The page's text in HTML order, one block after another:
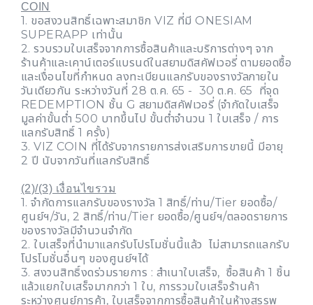
COIN
1. ขอสงวนสิทธิ์เฉพาะสมาชิก VIZ ที่มี ONESIAM
SUPERAPP เท่านั้น
2. รวบรวมใบเสร็จจากการซื้อสินค้าและบริการต่างๆ จาก
ร้านค้าและเคาน์เตอร์แบรนด์ในสยามดิสคัฟเวอรี่ ตามยอดซื้อ
และเงื่อนไขที่กำหนด ลงทะเบียนแลกรับของรางวัลภายใน
วันเดียวกัน ระหว่างวันที่ 28 ต.ค. 65 - 30 ต.ค. 65 ที่จุด
REDEMPTION ชั้น G สยามดิสคัฟเวอรี่ (จำกัดใบเสร็จ
มูลค่าขั้นต่ำ 500 บาทขึ้นไป ขั้นต่ำจำนวน 1 ใบเสร็จ / การ
แลกรับสิทธิ์ 1 ครั้ง)
3. VIZ COIN ที่ได้รับจากรายการส่งเสริมการขายนี้ มีอายุ
2 ปี นับจากวันที่แลกรับสิทธิ์
(2)/(3) เงื่อนไขรวม
1. จำกัดการแลกรับของรางวัล 1 สิทธิ์/ท่าน/Tier ยอดซื้อ/
ศูนย์ฯ/วัน, 2 สิทธิ์/ท่าน/Tier ยอดซื้อ/ศูนย์ฯ/ตลอดรายการ
ของรางวัลมีจำนวนจำกัด
2. ใบเสร็จที่นำมาแลกรับโปรโมชั่นนี้แล้ว ไม่สามารถแลกรับ
โปรโมชั่นอื่นๆ ของศูนย์ฯได้
3. สงวนสิทธิ์งดร่วมรายการ : สำเนาใบเสร็จ, ซื้อสินค้า 1 ชิ้น
แล้วแยกใบเสร็จมากกว่า 1 ใบ, การรวมใบเสร็จร้านค้า
ระหว่างศูนย์การค้า, ใบเสร็จจากการซื้อสินค้าในห้างสรรพ